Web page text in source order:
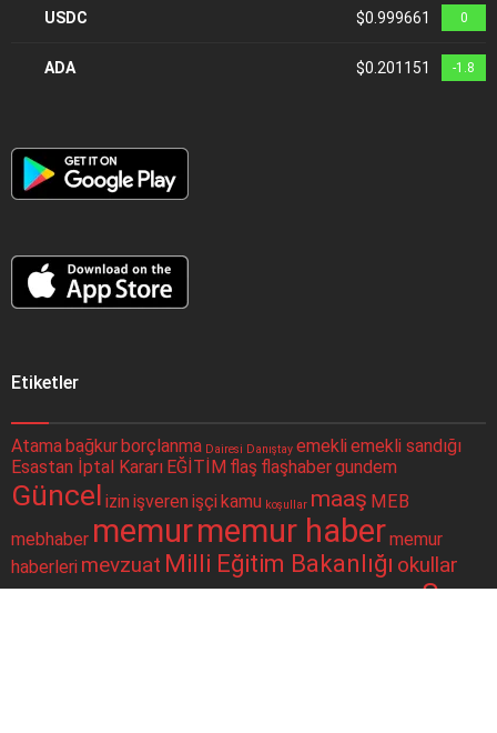
USDC $0.999661 0
ADA $0.201151 -1.8
Etiketler
Atamabağkurborçlanma Dairesi Danıştay emekliemekli sandığı
Esastan İptal Kararı EĞİTİM flaş flaşhabergundem
Güncel izin işveren işçikamu koşullar maaş MEB
mebhaber memurmemur habermemur
haberleri mevzuat Milli Eğitim Bakanlığı okullar
Son